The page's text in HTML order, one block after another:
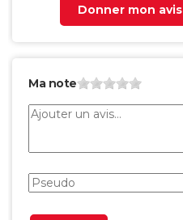
Donner mon avis
Ma note